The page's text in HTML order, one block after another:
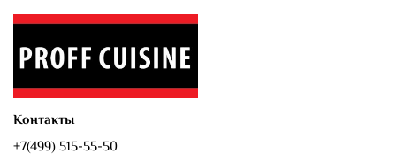
Контакты
+7(499) 515-55-50